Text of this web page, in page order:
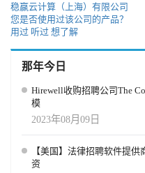
稳赢云计算（上海）有限公司
您是否使用过该公司的产品？
用过 听过 想了解
那年今日
Hirewell收购招聘公司The
模
2023年08月09日
【美国】法律招聘软件提
资